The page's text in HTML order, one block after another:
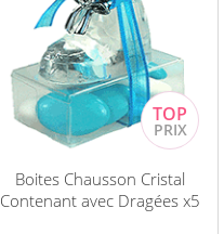
Boites Chausson Cristal
Contenant avec Dragées x5